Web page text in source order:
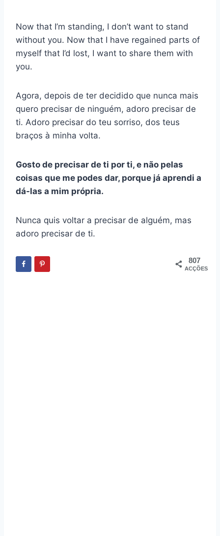
Now that I’m standing, I don’t want to stand
without you. Now that I have regained parts of
myself that I’d lost, I want to share them with
you.
Agora, depois de ter decidido que nunca mais
quero precisar de ninguém, adoro precisar de
ti. Adoro precisar do teu sorriso, dos teus
braços à minha volta.
Gosto de precisar de ti por ti, e não pelas
coisas que me podes dar, porque já aprendi a
dá-las a mim própria.
Nunca quis voltar a precisar de alguém, mas
adoro precisar de ti.
807
ACÇÕES